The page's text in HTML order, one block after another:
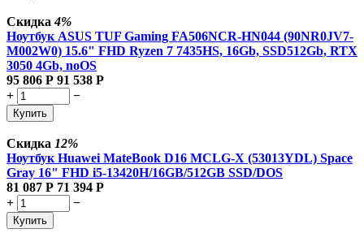
Скидка4%
Ноутбук ASUS TUF Gaming FA506NCR-HN044 (90NR0JV7-
M002W0) 15.6" FHD Ryzen 7 7435HS, 16Gb, SSD512Gb, RTX
3050 4Gb, noOS
95 806 Р 91 538 Р
+
−
Купить
Скидка 12%
Ноутбук Huawei MateBook D16 MCLG-X (53013YDL) Space
Gray 16" FHD i5-13420H/16GB/512GB SSD/DOS
81 087 Р 71 394 Р
+
−
Купить